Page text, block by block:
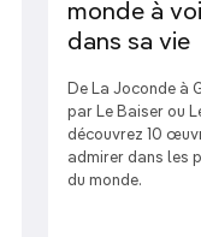
monde à
dans sa vie
De La Joconde à
par Le Baiser ou
découvrez 10
admirer dans les
du monde.